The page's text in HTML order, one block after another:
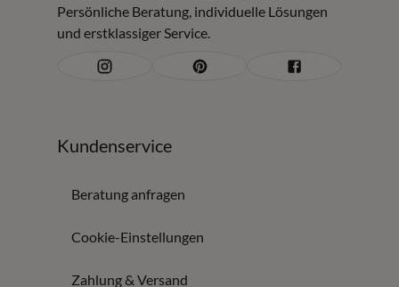
km sucht, findet bei Möbel Zeppenfeld Sofas, Sessel,
Wohnlandschaften und Relaxmöbel mit persönlicher
Komfortberatung.
Bei Möbel Zeppenfeld finden Sie Polstermöbel für
Sofas, Ecksofas und Wohnlandschaften
Schlafsofas für flexible Räume
Persönliche Beratung, individuelle Lösungen
und erstklassiger Service.
Kundenservice
Beratung anfragen
Cookie-Einstellungen
Zahlung & Versand